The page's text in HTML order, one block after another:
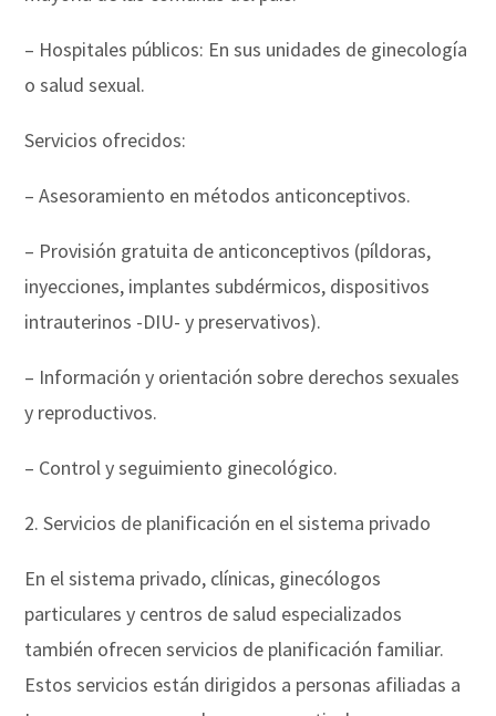
– Hospitales públicos: En sus unidades de ginecología
o salud sexual.
Servicios ofrecidos:
– Asesoramiento en métodos anticonceptivos.
– Provisión gratuita de anticonceptivos (píldoras,
inyecciones, implantes subdérmicos, dispositivos
intrauterinos -DIU- y preservativos).
– Información y orientación sobre derechos sexuales
y reproductivos.
– Control y seguimiento ginecológico.
2. Servicios de planificación en el sistema privado
En el sistema privado, clínicas, ginecólogos
particulares y centros de salud especializados
también ofrecen servicios de planificación familiar.
Estos servicios están dirigidos a personas afiliadas a